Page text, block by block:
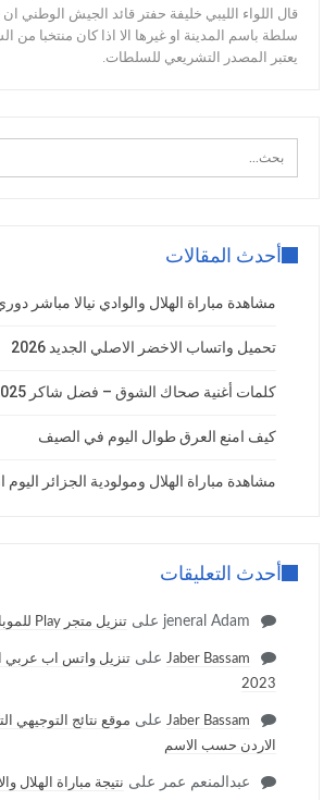
قال اللواء الليبي خليفة حفتر قائد الجيش الوطني
سلطة باسم المدينة او غيرها الا اذا كان منتخبا من
يعتبر المصدر التشريعي للسلطات.
أحدث المقالات
مشاهدة مباراة الهلال والوادي نيالا مباشر
تحميل واتساب الاخضر الاصلي الجديد 2026
كلمات أغنية صحاك الشوق – فضل شاكر 2025
كيف امنع العرق طوال اليوم في الصيف
مشاهدة مباراة الهلال ومولودية الجزائر اليوم
أحدث التعليقات
jeneral Adam على تنزيل متجر Play للموبايل سامسونج
Jaber Bassam على تنزيل واتس اب عربي
2023
Jaber Bassam على
الاردن حسب الاسم
عبدالمنعم عمر على نتيجة مباراة الهلال